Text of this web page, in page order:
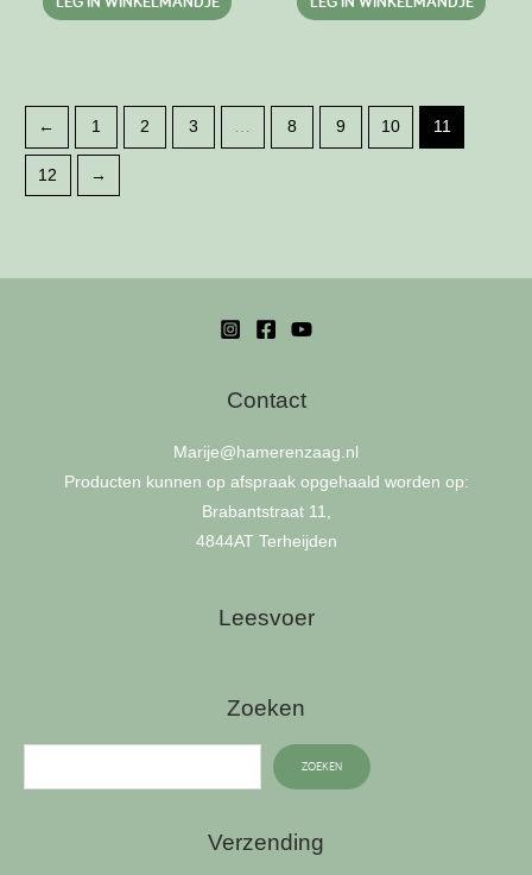
← 1 2 3 … 8 9 10 11
12 →
Contact
Marije@hamerenzaag.nl
Producten kunnen op afspraak opgehaald worden op:
Brabantstraat 11,
4844AT Terheijden
Leesvoer
Zoeken
ZOEKEN
Verzending